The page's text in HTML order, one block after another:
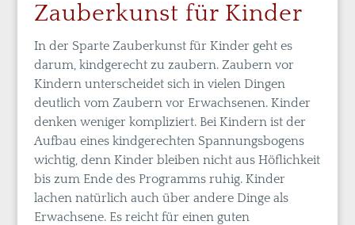
Zauberkunst für Kinder
In der Sparte Zauberkunst für Kinder geht es
darum, kindgerecht zu zaubern. Zaubern vor
Kindern unterscheidet sich in vielen Dingen
deutlich vom Zaubern vor Erwachsenen. Kinder
denken weniger kompliziert. Bei Kindern ist der
Aufbau eines kindgerechten Spannungsbogens
wichtig, denn Kinder bleiben nicht aus Höflichkeit
bis zum Ende des Programms ruhig. Kinder
lachen natürlich auch über andere Dinge als
Erwachsene. Es reicht für einen guten